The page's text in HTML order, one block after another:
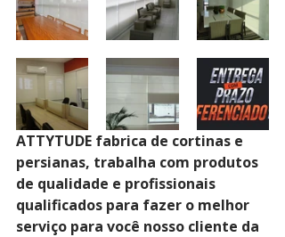
ATTYTUDE fabrica de cortinas e
persianas, trabalha com produtos
de qualidade e profissionais
qualificados para fazer o melhor
serviço para você nosso cliente da